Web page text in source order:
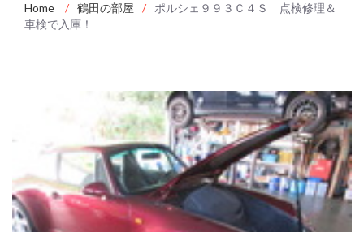
Home / 鶴田の部屋 /
ポルシェ９９３Ｃ４Ｓ 点検修理＆
車検で入庫！